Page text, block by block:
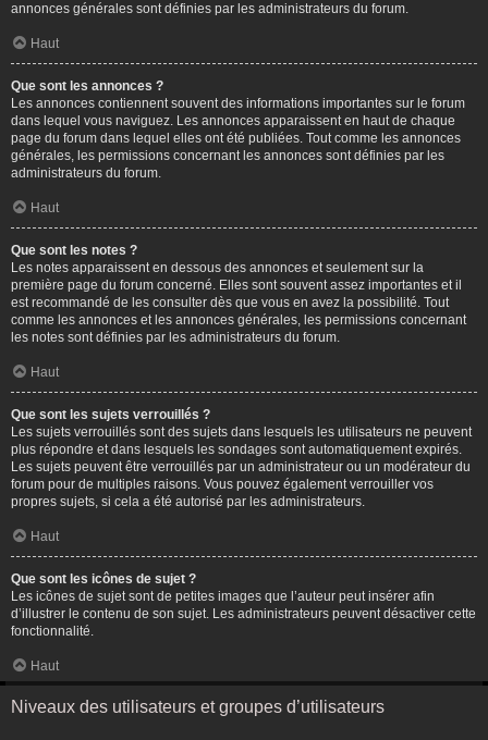
annonces générales sont définies par les administrateurs du forum.
Haut
Que sont les annonces ?
Les annonces contiennent souvent des informations importantes sur le forum
dans lequel vous naviguez. Les annonces apparaissent en haut de chaque
page du forum dans lequel elles ont été publiées. Tout comme les annonces
générales, les permissions concernant les annonces sont définies par les
administrateurs du forum.
Haut
Que sont les notes ?
Les notes apparaissent en dessous des annonces et seulement sur la
première page du forum concerné. Elles sont souvent assez importantes et il
est recommandé de les consulter dès que vous en avez la possibilité. Tout
comme les annonces et les annonces générales, les permissions concernant
les notes sont définies par les administrateurs du forum.
Haut
Que sont les sujets verrouillés ?
Les sujets verrouillés sont des sujets dans lesquels les utilisateurs ne peuvent
plus répondre et dans lesquels les sondages sont automatiquement expirés.
Les sujets peuvent être verrouillés par un administrateur ou un modérateur du
forum pour de multiples raisons. Vous pouvez également verrouiller vos
propres sujets, si cela a été autorisé par les administrateurs.
Haut
Que sont les icônes de sujet ?
Les icônes de sujet sont de petites images que l’auteur peut insérer afin
d’illustrer le contenu de son sujet. Les administrateurs peuvent désactiver cette
fonctionnalité.
Haut
Niveaux des utilisateurs et groupes d’utilisateurs